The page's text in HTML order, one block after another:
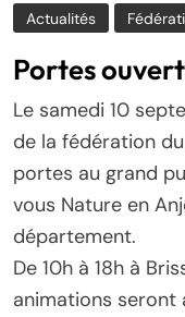
Actualités
Portes
Le samedi 10
de la fédération
portes au grand
vous Nature en
département.
De 10h à 18h à
animations seront